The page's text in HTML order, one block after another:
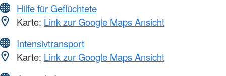
Hilfe für Geflüchtete
Karte: Link zur Google Maps Ansicht
Intensivtransport
Karte: Link zur Google Maps Ansicht